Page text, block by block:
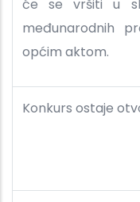
će se vršiti u
međunarodnih
općim aktom.
Konkurs ostaje